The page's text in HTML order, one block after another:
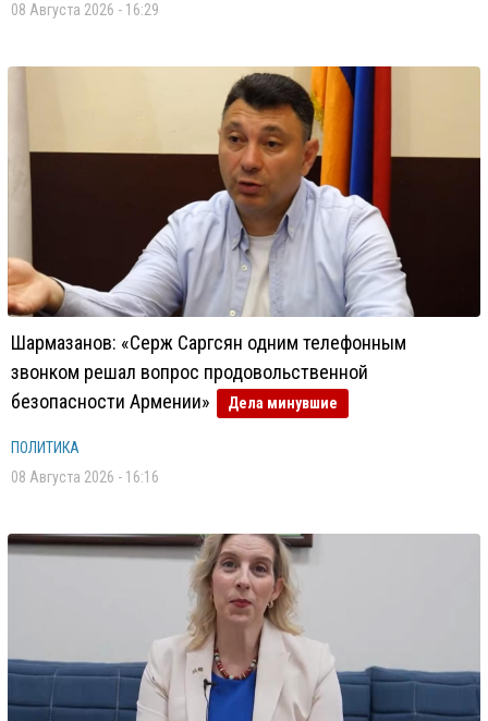
08 Августа 2026 - 16:29
Шармазанов: «Серж Саргсян одним телефонным
звонком решал вопрос продовольственной
безопасности Армении»
Дела минувшие
ПОЛИТИКА
08 Августа 2026 - 16:16